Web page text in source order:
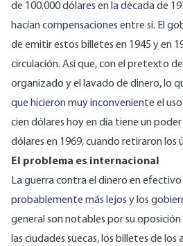
de 100.000 dólares en la década de
hacían compensaciones entre sí. El
de emitir estos billetes en 1945 y en
circulación. Así que, con el pretexto
organizado y el lavado de dinero, lo
que hicieron muy inconveniente el
cien dólares hoy en día tiene un
dólares en 1969, cuando retiraron los
El problema es internacional
La guerra contra el dinero en efectivo
probablemente más lejos y los
general son notables por su
las ciudades suecas, los billetes de